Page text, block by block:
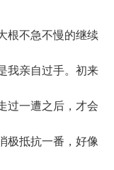
不急不慢的继续
我亲自过手。初来
过一遭之后，才会
极抵抗一番，好像